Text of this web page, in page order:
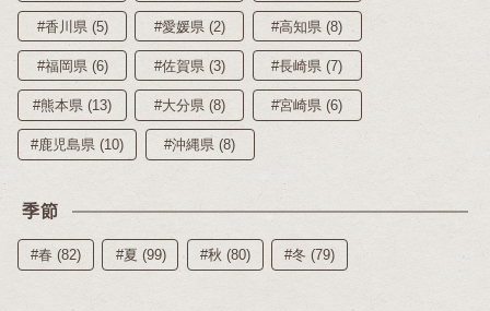
#香川県 (5) #愛媛県 (2) #高知県 (8)
#福岡県 (6) #佐賀県 (3) #長崎県 (7)
#熊本県 (13) #大分県 (8) #宮崎県 (6)
#鹿児島県 (10) #沖縄県 (8)
季節
#春 (82) #夏 (99) #秋 (80) #冬 (79)